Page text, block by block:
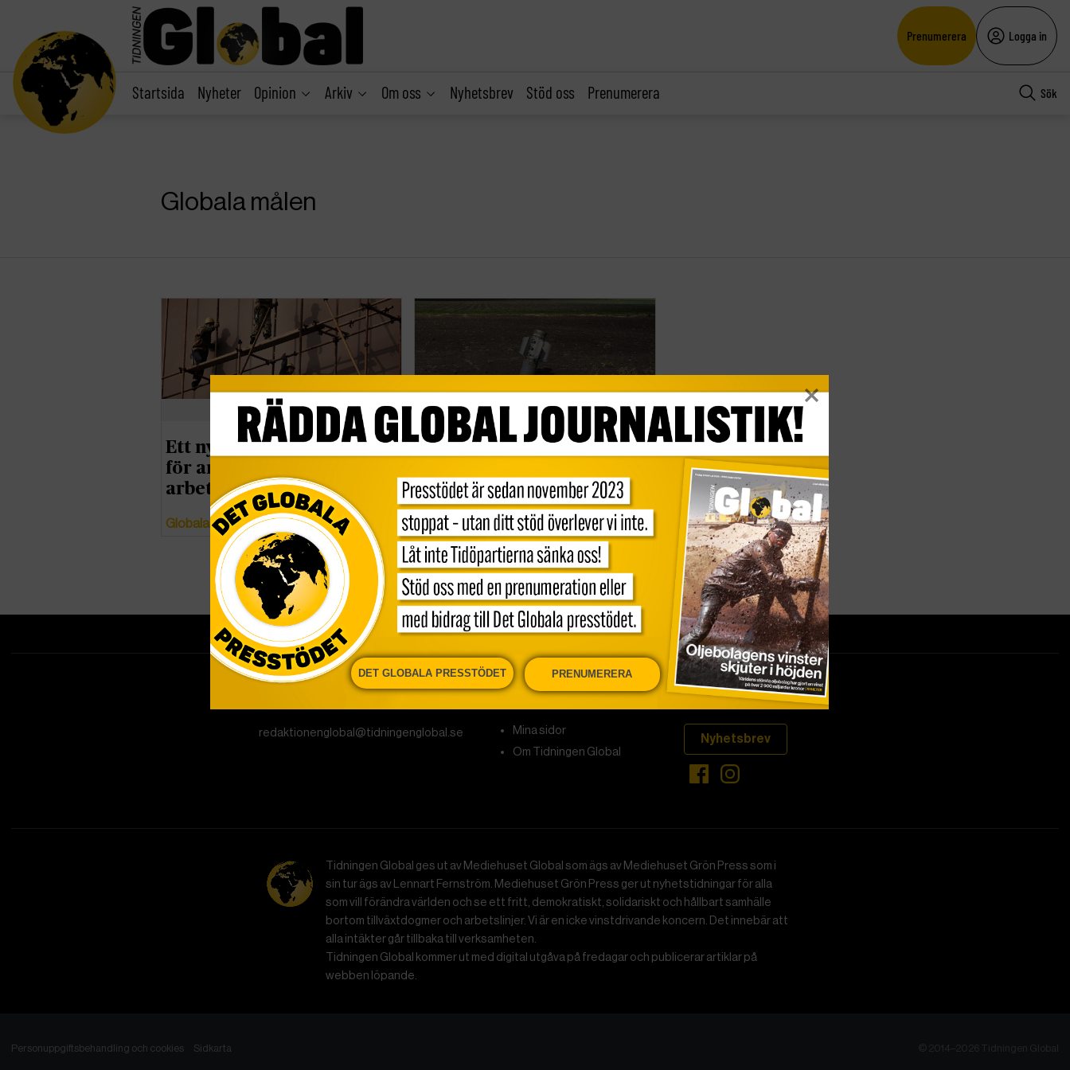
Prenumerera Logga in
Startsida Nyheter Opinion Arkiv Om oss Nyhetsbrev Stöd oss Prenumerera Sök
Globala målen
Ett nytt socialt kontrakt
för anständiga
arbetsvillkor
Globala målen
Skört läge för de globala
Globala målen
redaktionenglobal@tidningenglobal.se
Kundservice och support
Mina sidor
Om Tidningen Global
Nyheter på ditt sätt
Nyhetsbrev
Tidningen Global ges ut av Mediehuset Global som ägs av Mediehuset Grön Press som i
sin tur ägs av Lennart Fernström. Mediehuset Grön Press ger ut nyhetstidningar för alla
som vill förändra världen och se ett fritt, demokratiskt, solidariskt och hållbart samhälle
bortom tillväxtdogmer och arbetslinjer. Vi är en icke vinstdrivande koncern. Det innebär att
alla intäkter går tillbaka till verksamheten.
Tidningen Global kommer ut med digital utgåva på fredagar och publicerar artiklar på
webben löpande.
Personuppgiftsbehandling och cookies Sidkarta © 2014–2026 Tidningen Global
DET GLOBALA PRESSTÖDET PRENUMERERA